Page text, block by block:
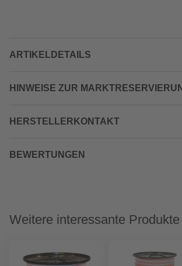
ARTIKELDETAILS
HINWEISE ZUR
HERSTELLERKONTAKT
BEWERTUNGEN
Weitere interessante Produkte